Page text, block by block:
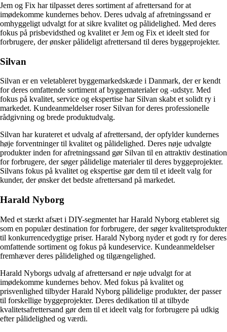
Jem og Fix har tilpasset deres sortiment af afrettersand for at
imødekomme kundernes behov. Deres udvalg af afretningssand er
omhyggeligt udvalgt for at sikre kvalitet og pålidelighed. Med deres
fokus på prisbevidsthed og kvalitet er Jem og Fix et ideelt sted for
forbrugere, der ønsker pålideligt afrettersand til deres byggeprojekter.
Silvan
Silvan er en veletableret byggemarkedskæde i Danmark, der er kendt
for deres omfattende sortiment af byggematerialer og -udstyr. Med
fokus på kvalitet, service og ekspertise har Silvan skabt et solidt ry i
markedet. Kundeanmeldelser roser Silvan for deres professionelle
rådgivning og brede produktudvalg.
Silvan har kurateret et udvalg af afrettersand, der opfylder kundernes
høje forventninger til kvalitet og pålidelighed. Deres nøje udvalgte
produkter inden for afretningssand gør Silvan til en attraktiv destination
for forbrugere, der søger pålidelige materialer til deres byggeprojekter.
Silvans fokus på kvalitet og ekspertise gør dem til et ideelt valg for
kunder, der ønsker det bedste afrettersand på markedet.
Harald Nyborg
Med et stærkt afsæt i DIY-segmentet har Harald Nyborg etableret sig
som en populær destination for forbrugere, der søger kvalitetsprodukter
til konkurrencedygtige priser. Harald Nyborg nyder et godt ry for deres
omfattende sortiment og fokus på kundeservice. Kundeanmeldelser
fremhæver deres pålidelighed og tilgængelighed.
Harald Nyborgs udvalg af afrettersand er nøje udvalgt for at
imødekomme kundernes behov. Med fokus på kvalitet og
prisvenlighed tilbyder Harald Nyborg pålidelige produkter, der passer
til forskellige byggeprojekter. Deres dedikation til at tilbyde
kvalitetsafrettersand gør dem til et ideelt valg for forbrugere på udkig
efter pålidelighed og værdi.